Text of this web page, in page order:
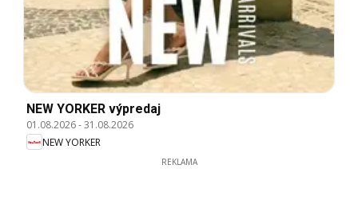
NEW YORKER výpredaj
01.08.2026-31.08.2026
NEW YORKER
REKLAMA